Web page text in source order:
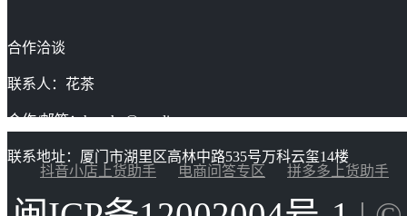
合作洽谈
联系人：花茶
合作/邮箱：huacha@gaoding.com
联系地址：厦门市湖里区高林中路535号万科云玺14楼
抖音小店上货助手
电商问答专区 拼多多上货助手